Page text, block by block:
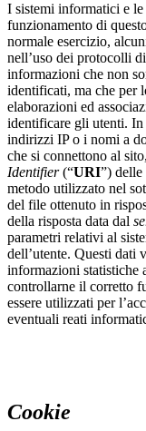
I sistemi informatici e
funzionamento di
normale esercizio,
nell’uso dei protocolli
informazioni che non
identificati, ma che per
elaborazioni ed
identificare gli utenti. In
indirizzi IP o i nomi a
che si connettono al
Identifier(“URI”) delle
metodo utilizzato nel
del file ottenuto in
della risposta data dal
parametri relativi al
dell’utente. Questi dati
informazioni statistiche
controllarne il corretto
essere utilizzati per
eventuali reati
Cookie